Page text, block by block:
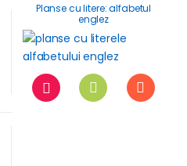
Planse cu litere: alfabetul
englez